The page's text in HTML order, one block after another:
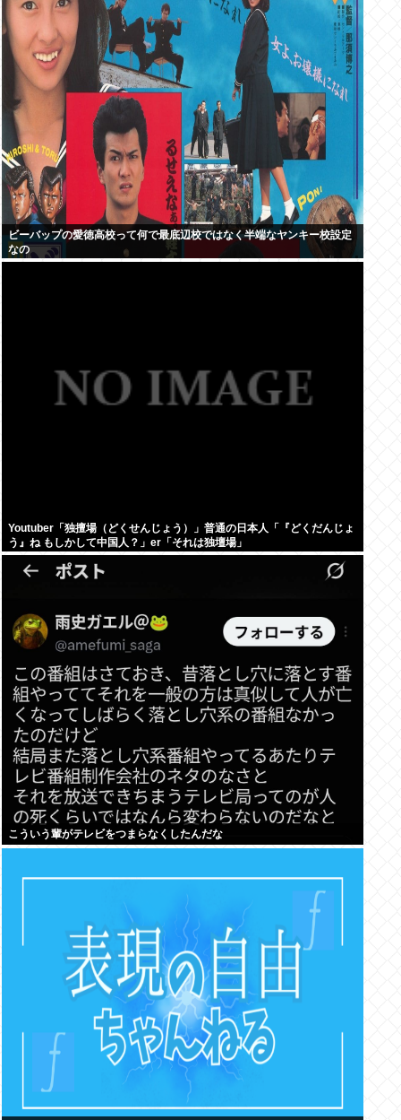
ビーバップの愛徳高校って何で最底辺校ではなく半端なヤンキー校設定
なの
Youtuber「独擅場（どくせんじょう）」普通の日本人「『どくだんじょ
う』ね もしかして中国人？」er「それは独壇場」
こういう輩がテレビをつまらなくしたんだな